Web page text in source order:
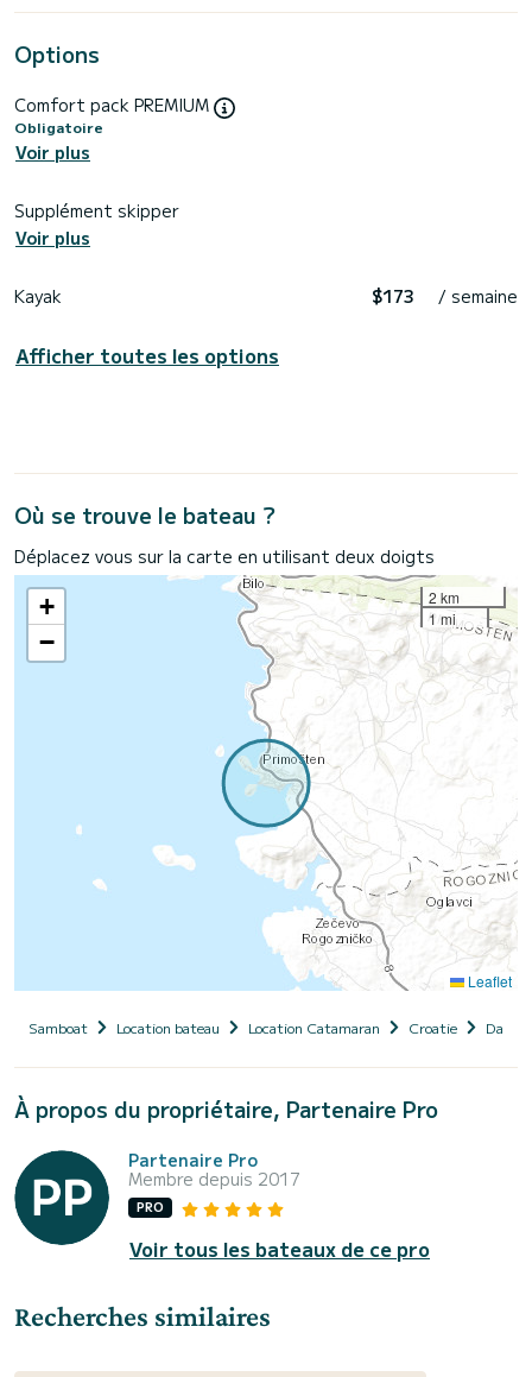
Options
Comfort pack PREMIUM
Obligatoire
Voir plus
Supplément skipper
Voir plus
Kayak $173 / semaine
Afficher toutes les options
Où se trouve le bateau ?
Déplacez vous sur la carte en utilisant deux doigts
+
−
2 km
1 mi
Leaflet
Samboat Location bateau Location Catamaran Croatie
À propos du propriétaire, Partenaire Pro
Partenaire Pro
Membre depuis 2017
PRO
Voir tous les bateaux de ce pro
Recherches similaires